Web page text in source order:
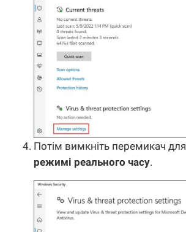
Потім вимкніть перемикач для
режимі реального часу.